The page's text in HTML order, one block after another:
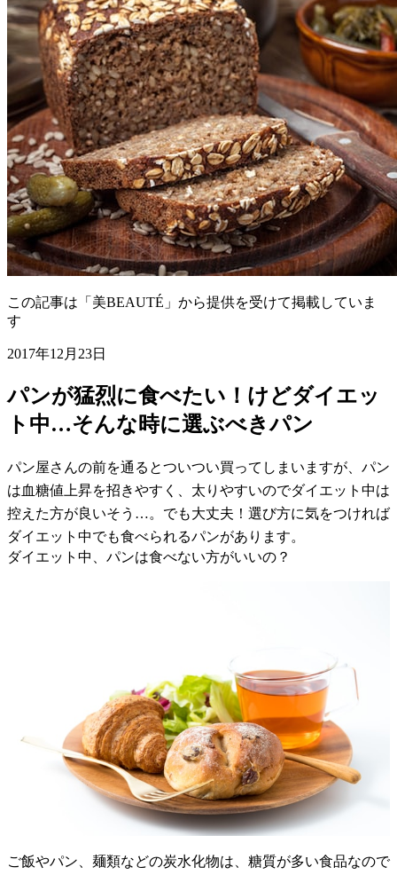
この記事は「美BEAUTÉ」から提供を受けて掲載していま
す
2017年12月23日
パンが猛烈に食べたい！けどダイエッ
ト中…そんな時に選ぶべきパン
パン屋さんの前を通るとついつい買ってしまいますが、パン
は血糖値上昇を招きやすく、太りやすいのでダイエット中は
控えた方が良いそう…。でも大丈夫！選び方に気をつければ
ダイエット中でも食べられるパンがあります。
ダイエット中、パンは食べない方がいいの？
ご飯やパン、麺類などの炭水化物は、糖質が多い食品なので